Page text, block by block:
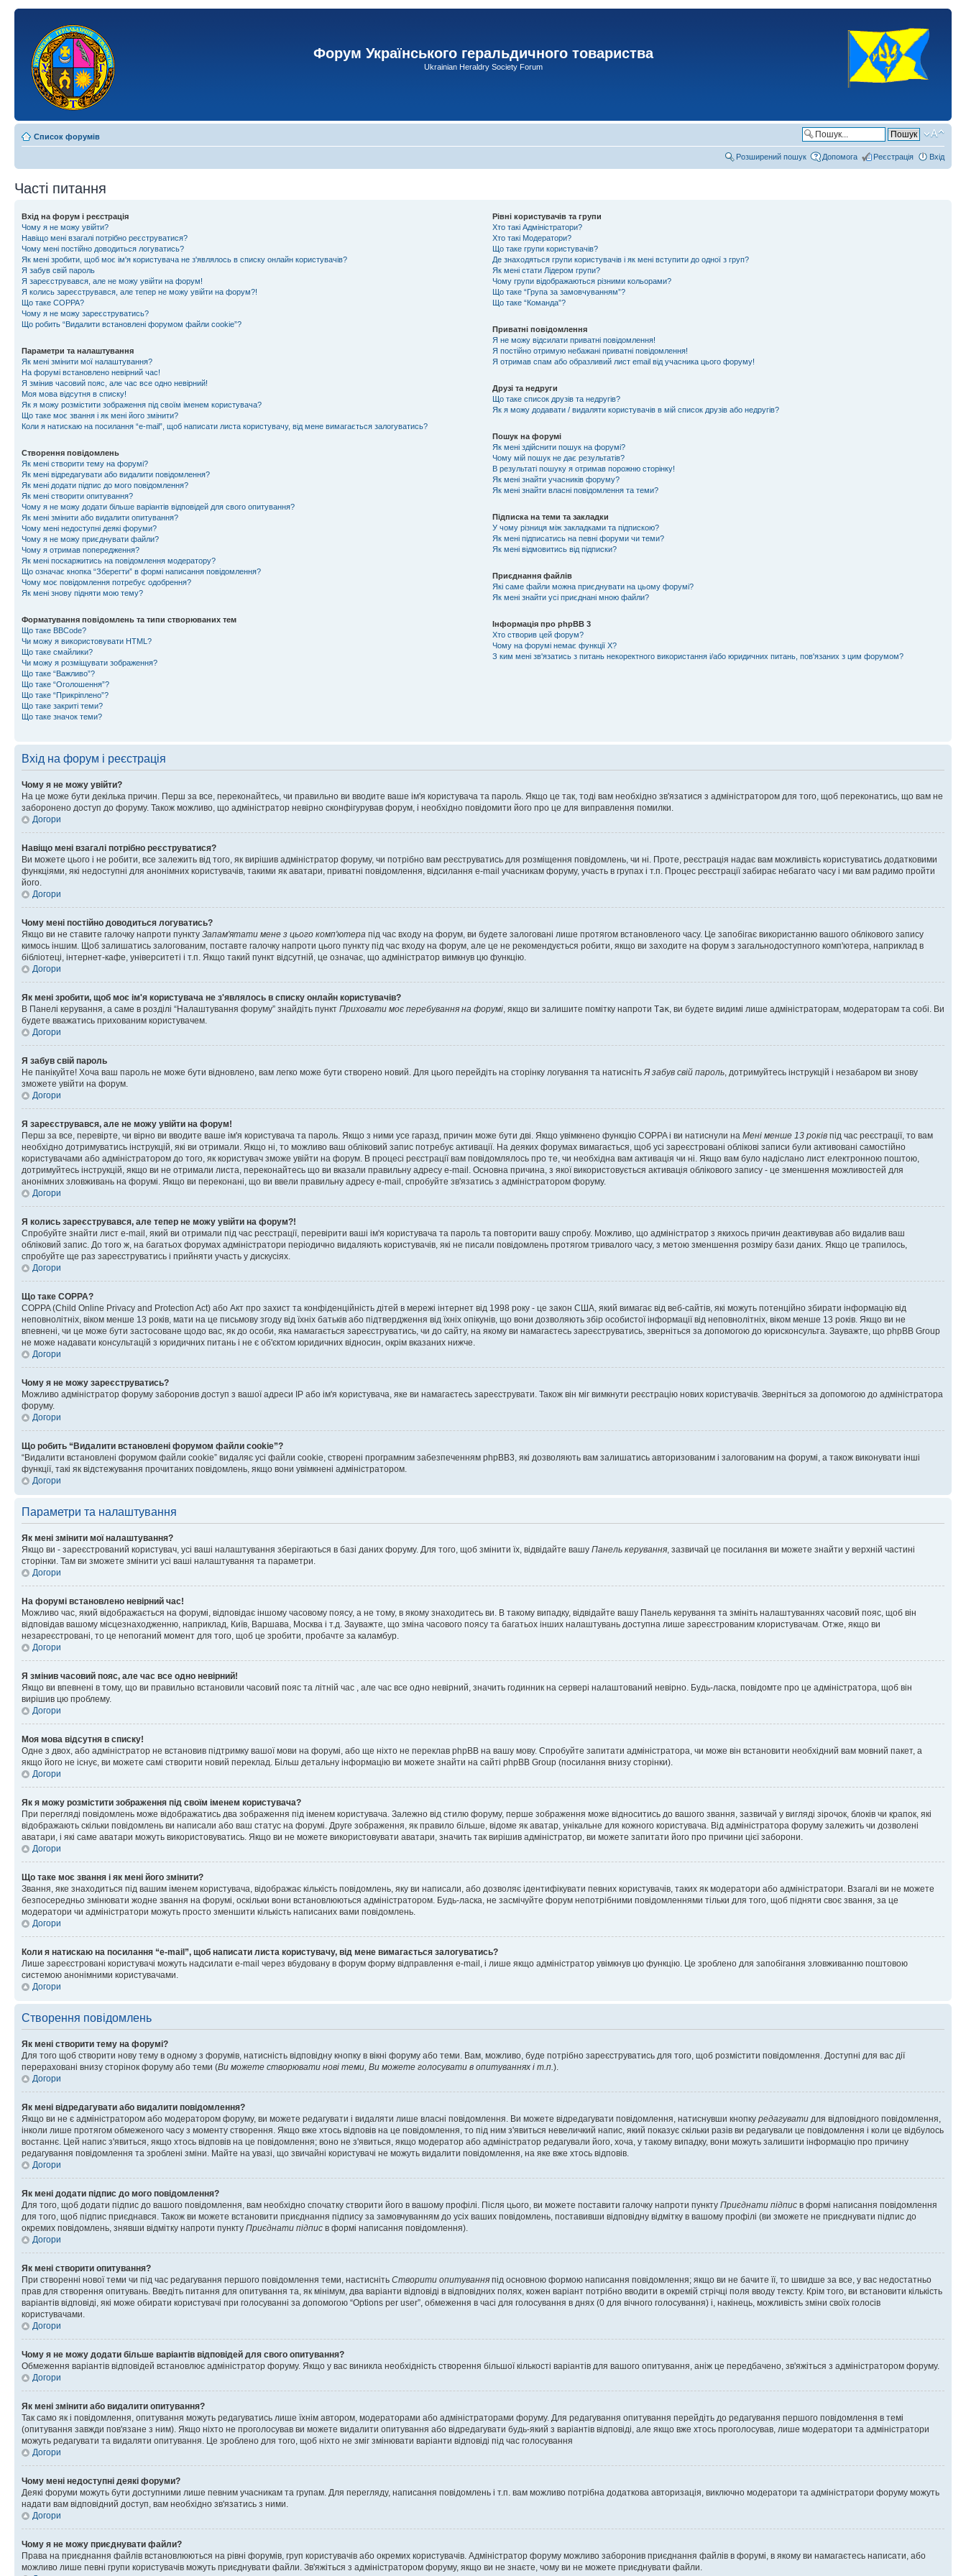
Форум Українського геральдичного товариства
Ukrainian Heraldry Society Forum
Список форумів
Розширений пошук Допомога Реєстрація Вхід
Часті питання
Вхід на форум і реєстрація
Чому я не можу увійти?
Навіщо мені взагалі потрібно реєструватися?
Чому мені постійно доводиться логуватись?
Як мені зробити, щоб моє ім'я користувача не з'являлось в списку онлайн користувачів?
Я забув свій пароль
Я зареєструвався, але не можу увійти на форум!
Я колись зареєструвався, але тепер не можу увійти на форум?!
Що таке COPPA?
Чому я не можу зареєструватись?
Що робить “Видалити встановлені форумом файли cookie”?
Параметри та налаштування
Як мені змінити мої налаштування?
На форумі встановлено невірний час!
Я змінив часовий пояс, але час все одно невірний!
Моя мова відсутня в списку!
Як я можу розмістити зображення під своїм іменем користувача?
Що таке моє звання і як мені його змінити?
Коли я натискаю на посилання “e-mail”, щоб написати листа користувачу, від мене вимагається залогуватись?
Створення повідомлень
Як мені створити тему на форумі?
Як мені відредагувати або видалити повідомлення?
Як мені додати підпис до мого повідомлення?
Як мені створити опитування?
Чому я не можу додати більше варіантів відповідей для свого опитування?
Як мені змінити або видалити опитування?
Чому мені недоступні деякі форуми?
Чому я не можу приєднувати файли?
Чому я отримав попередження?
Як мені поскаржитись на повідомлення модератору?
Що означає кнопка “Зберегти” в формі написання повідомлення?
Чому моє повідомлення потребує одобрення?
Як мені знову підняти мою тему?
Форматування повідомлень та типи створюваних тем
Що таке BBCode?
Чи можу я використовувати HTML?
Що таке смайлики?
Чи можу я розміщувати зображення?
Що таке “Важливо”?
Що таке “Оголошення”?
Що таке “Прикріплено”?
Що таке закриті теми?
Що таке значок теми?
Рівні користувачів та групи
Хто такі Адміністратори?
Хто такі Модератори?
Що таке групи користувачів?
Де знаходяться групи користувачів і як мені вступити до одної з груп?
Як мені стати Лідером групи?
Чому групи відображаються різними кольорами?
Що таке “Група за замовчуванням”?
Що таке “Команда”?
Приватні повідомлення
Я не можу відсилати приватні повідомлення!
Я постійно отримую небажані приватні повідомлення!
Я отримав спам або образливий лист email від учасника цього форуму!
Друзі та недруги
Що таке список друзів та недругів?
Як я можу додавати / видаляти користувачів в мій список друзів або недругів?
Пошук на форумі
Як мені здійснити пошук на форумі?
Чому мій пошук не дає результатів?
В результаті пошуку я отримав порожню сторінку!
Як мені знайти учасників форуму?
Як мені знайти власні повідомлення та теми?
Підписка на теми та закладки
У чому різниця між закладками та підпискою?
Як мені підписатись на певні форуми чи теми?
Як мені відмовитись від підписки?
Приєднання файлів
Які саме файли можна приєднувати на цьому форумі?
Як мені знайти усі приєднані мною файли?
Інформація про phpBB 3
Хто створив цей форум?
Чому на форумі немає функції X?
З ким мені зв'язатись з питань некоректного використання і/або юридичних питань, пов'язаних з цим форумом?
Вхід на форум і реєстрація
Чому я не можу увійти?
На це може бути декілька причин. Перш за все, переконайтесь, чи правильно ви вводите ваше ім'я користувача та пароль. Якщо це так, тоді вам необхідно зв'язатися з адміністратором для того, щоб переконатись, що вам не
заборонено доступ до форуму. Також можливо, що адміністратор невірно сконфігурував форум, і необхідно повідомити його про це для виправлення помилки.
Догори
Навіщо мені взагалі потрібно реєструватися?
Ви можете цього і не робити, все залежить від того, як вирішив адміністратор форуму, чи потрібно вам реєструватись для розміщення повідомлень, чи ні. Проте, реєстрація надає вам можливість користуватись додатковими
функціями, які недоступні для анонімних користувачів, такими як аватари, приватні повідомлення, відсилання e-mail учасникам форуму, участь в групах і т.п. Процес реєстрації забирає небагато часу і ми вам радимо пройти
його.
Догори
Чому мені постійно доводиться логуватись?
Якщо ви не ставите галочку напроти пункту Запам'ятати мене з цього комп'ютера під час входу на форум, ви будете залоговані лише протягом встановленого часу. Це запобігає використанню вашого облікового запису
кимось іншим. Щоб залишатись залогованим, поставте галочку напроти цього пункту під час входу на форум, але це не рекомендується робити, якщо ви заходите на форум з загальнодоступного комп'ютера, наприклад в
бібліотеці, інтернет-кафе, університеті і т.п. Якщо такий пункт відсутній, це означає, що адміністратор вимкнув цю функцію.
Догори
Як мені зробити, щоб моє ім'я користувача не з'являлось в списку онлайн користувачів?
В Панелі керування, а саме в розділі “Налаштування форуму” знайдіть пункт Приховати моє перебування на форумі, якщо ви залишите помітку напроти Так, ви будете видимі лише адміністраторам, модераторам та собі. Ви
будете вважатись прихованим користувачем.
Догори
Я забув свій пароль
Не панікуйте! Хоча ваш пароль не може бути відновлено, вам легко може бути створено новий. Для цього перейдіть на сторінку логування та натиснітьЯ забув свій пароль, дотримуйтесь інструкцій і незабаром ви знову
зможете увійти на форум.
Догори
Я зареєструвався, але не можу увійти на форум!
Перш за все, перевірте, чи вірно ви вводите ваше ім'я користувача та пароль. Якщо з ними усе гаразд, причин може бути дві. Якщо увімкнено функцію COPPA і ви натиснули на Мені менше 13 років під час реєстрації, то вам
необхідно дотримуватись інструкцій, які ви отримали. Якщо ні, то можливо ваш обліковий запис потребує активації. На деяких форумах вимагається, щоб усі зареєстровані облікові записи були активовані самостійно
користувачами або адміністратором до того, як користувач зможе увійти на форум. В процесі реєстрації вам повідомлялось про те, чи необхідна вам активація чи ні. Якщо вам було надіслано лист електронною поштою,
дотримуйтесь інструкцій, якщо ви не отримали листа, переконайтесь що ви вказали правильну адресу e-mail. Основна причина, з якої використовується активація облікового запису - це зменшення можливостей для
анонімних зловживань на форумі. Якщо ви переконані, що ви ввели правильну адресу e-mail, спробуйте зв'язатись з адміністратором форуму.
Догори
Я колись зареєструвався, але тепер не можу увійти на форум?!
Спробуйте знайти лист e-mail, який ви отримали під час реєстрації, перевірити ваші ім'я користувача та пароль та повторити вашу спробу. Можливо, що адміністратор з якихось причин деактивував або видалив ваш
обліковий запис. До того ж, на багатьох форумах адміністратори періодично видаляють користувачів, які не писали повідомлень протягом тривалого часу, з метою зменшення розміру бази даних. Якщо це трапилось,
спробуйте ще раз зареєструватись і прийняти участь у дискусіях.
Догори
Що таке COPPA?
COPPA (Child Online Privacy and Protection Act) або Акт про захист та конфіденційність дітей в мережі інтернет від 1998 року - це закон США, який вимагає від веб-сайтів, які можуть потенційно збирати інформацію від
неповнолітніх, віком менше 13 років, мати на це письмову згоду від їхніх батьків або підтвердження від їхніх опікунів, що вони дозволяють збір особистої інформації від неповнолітніх, віком менше 13 років. Якщо ви не
впевнені, чи це може бути застосоване щодо вас, як до особи, яка намагається зареєструватись, чи до сайту, на якому ви намагаєтесь зареєструватись, зверніться за допомогою до юрисконсульта. Зауважте, що phpBB Group
не може надавати консультацій з юридичних питань і не є об'єктом юридичних відносин, окрім вказаних нижче.
Догори
Чому я не можу зареєструватись?
Можливо адміністратор форуму заборонив доступ з вашої адреси IP або ім'я користувача, яке ви намагаєтесь зареєструвати. Також він міг вимкнути реєстрацію нових користувачів. Зверніться за допомогою до адміністратора
форуму.
Догори
Що робить “Видалити встановлені форумом файли cookie”?
“Видалити встановлені форумом файли cookie” видаляє усі файли cookie, створені програмним забезпеченням phpBB3, які дозволяють вам залишатись авторизованим і залогованим на форумі, а також виконувати інші
функції, такі як відстежування прочитаних повідомлень, якщо вони увімкнені адміністратором.
Догори
Параметри та налаштування
Як мені змінити мої налаштування?
Якщо ви - зареєстрований користувач, усі ваші налаштування зберігаються в базі даних форуму. Для того, щоб змінити їх, відвідайте вашу Панель керування, зазвичай це посилання ви можете знайти у верхній частині
сторінки. Там ви зможете змінити усі ваші налаштування та параметри.
Догори
На форумі встановлено невірний час!
Можливо час, який відображається на форумі, відповідає іншому часовому поясу, а не тому, в якому знаходитесь ви. В такому випадку, відвідайте вашу Панель керування та змініть налаштуваннях часовий пояс, щоб він
відповідав вашому місцезнаходженню, наприклад, Київ, Варшава, Москва і т.д. Зауважте, що зміна часового поясу та багатьох інших налаштувань доступна лише зареєстрованим клористувачам. Отже, якщо ви
незареєстровані, то це непоганий момент для того, щоб це зробити, пробачте за каламбур.
Догори
Я змінив часовий пояс, але час все одно невірний!
Якщо ви впевнені в тому, що ви правильно встановили часовий пояс та літній час , але час все одно невірний, значить годинник на сервері налаштований невірно. Будь-ласка, повідомте про це адміністратора, щоб він
вирішив цю проблему.
Догори
Моя мова відсутня в списку!
Одне з двох, або адміністратор не встановив підтримку вашої мови на форумі, або ще ніхто не переклав phpBB на вашу мову. Спробуйте запитати адміністратора, чи може він встановити необхідний вам мовний пакет, а
якщо його не існує, ви можете самі створити новий переклад. Більш детальну інформацію ви можете знайти на сайті phpBB Group (посилання внизу сторінки).
Догори
Як я можу розмістити зображення під своїм іменем користувача?
При перегляді повідомлень може відображатись два зображення під іменем користувача. Залежно від стилю форуму, перше зображення може відноситись до вашого звання, зазвичай у вигляді зірочок, блоків чи крапок, які
відображають скільки повідомлень ви написали або ваш статус на форумі. Друге зображення, як правило більше, відоме як аватар, унікальне для кожного користувача. Від адміністратора форуму залежить чи дозволені
аватари, і які саме аватари можуть використовуватись. Якщо ви не можете використовувати аватари, значить так вирішив адміністратор, ви можете запитати його про причини цієї заборони.
Догори
Що таке моє звання і як мені його змінити?
Звання, яке знаходиться під вашим іменем користувача, відображає кількість повідомлень, яку ви написали, або дозволяє ідентифікувати певних користувачів, таких як модератори або адміністратори. Взагалі ви не можете
безпосередньо змінювати жодне звання на форумі, оскільки вони встановлюються адміністратором. Будь-ласка, не засмічуйте форум непотрібними повідомленнями тільки для того, щоб підняти своє звання, за це
модератори чи адміністратори можуть просто зменшити кількість написаних вами повідомлень.
Догори
Коли я натискаю на посилання “e-mail”, щоб написати листа користувачу, від мене вимагається залогуватись?
Лише зареєстровані користувачі можуть надсилати e-mail через вбудовану в форум форму відправлення e-mail, і лише якщо адміністратор увімкнув цю функцію. Це зроблено для запобігання зловживанню поштовою
системою анонімними користувачами.
Догори
Створення повідомлень
Як мені створити тему на форумі?
Для того щоб створити нову тему в одному з форумів, натисність відповідну кнопку в вікні форуму або теми. Вам, можливо, буде потрібно зареєструватись для того, щоб розмістити повідомлення. Доступні для вас дії
перераховані внизу сторінок форуму або теми (Ви можете створювати нові теми, Ви можете голосувати в опитуваннях і т.п.).
Догори
Як мені відредагувати або видалити повідомлення?
Якщо ви не є адміністратором або модератором форуму, ви можете редагувати і видаляти лише власні повідомлення. Ви можете відредагувати повідомлення, натиснувши кнопку редагувати для відповідного повідомлення,
інколи лише протягом обмеженого часу з моменту створення. Якщо вже хтось відповів на це повідомлення, то під ним з'явиться невеличкий напис, який показує скільки разів ви редагували це повідомлення і коли це відбулось
востаннє. Цей напис з'явиться, якщо хтось відповів на це повідомлення; воно не з'явиться, якщо модератор або адміністратор редагували його, хоча, у такому випадку, вони можуть залишити інформацію про причину
редагування повідомлення та зроблені зміни. Майте на увазі, що звичайні користувачі не можуть видалити повідомлення, на яке вже хтось відповів.
Догори
Як мені додати підпис до мого повідомлення?
Для того, щоб додати підпис до вашого повідомлення, вам необхідно спочатку створити його в вашому профілі. Після цього, ви можете поставити галочку напроти пункту Приєднати підпис в формі написання повідомлення
для того, щоб підпис приєднався. Також ви можете встановити приєднання підпису за замовчуванням до усіх ваших повідомлень, поставивши відповідну відмітку в вашому профілі (ви зможете не приєднувати підпис до
окремих повідомлень, знявши відмітку напроти пункту Приєднати підпис в формі написання повідомлення).
Догори
Як мені створити опитування?
При створенні нової теми чи під час редагування першого повідомлення теми, настисніть Створити опитування під основною формою написання повідомлення; якщо ви не бачите її, то швидше за все, у вас недостатньо
прав для створення опитувань. Введіть питання для опитування та, як мінімум, два варіанти відповіді в відповідних полях, кожен варіант потрібно вводити в окремій стрічці поля вводу тексту. Крім того, ви встановити кількість
варіантів відповіді, які може обирати користувачі при голосуванні за допомогою “Options per user”, обмеження в часі для голосування в днях (0 для вічного голосування) і, накінець, можливість зміни своїх голосів
користувачами.
Догори
Чому я не можу додати більше варіантів відповідей для свого опитування?
Обмеження варіантів відповідей встановлює адміністратор форуму. Якщо у вас виникла необхідність створення більшої кількості варіантів для вашого опитування, аніж це передбачено, зв'яжіться з адміністратором форуму.
Догори
Як мені змінити або видалити опитування?
Так само як і повідомлення, опитування можуть редагуватись лише їхнім автором, модераторами або адміністраторами форуму. Для редагування опитування перейдіть до редагування першого повідомлення в темі
(опитування завжди пов'язане з ним). Якщо ніхто не проголосував ви можете видалити опитування або відредагувати будь-який з варіантів відповіді, але якщо вже хтось проголосував, лише модератори та адміністратори
можуть редагувати та видаляти опитування. Це зроблено для того, щоб ніхто не зміг змінювати варіанти відповіді під час голосування
Догори
Чому мені недоступні деякі форуми?
Деякі форуми можуть бути доступними лише певним учасникам та групам. Для перегляду, написання повідомлень і т.п. вам можливо потрібна додаткова авторизація, виключно модератори та адміністратори форуму можуть
надати вам відповідний доступ, вам необхідно зв'язатись з ними.
Догори
Чому я не можу приєднувати файли?
Права на приєднання файлів встановлюються на рівні форумів, груп користувачів або окремих користувачів. Адміністратор форуму можливо заборонив приєднання файлів в форумі, в якому ви намагаєтесь написати, або
можливо лише певні групи користувачів можуть приєднувати файли. Зв'яжіться з адміністратором форуму, якщо ви не знаєте, чому ви не можете приєднувати файли.